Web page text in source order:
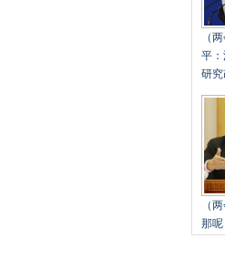
（
平
研
（
那呢